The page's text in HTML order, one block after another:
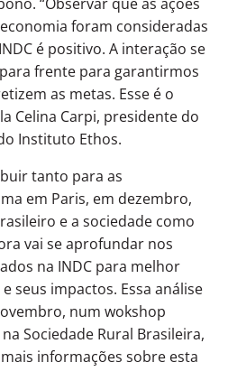
foram consideradas
é positivo. A interação se
frente para garantirmos
as metas. Esse é o
Celina Carpi, presidente do
Instituto Ethos.
tanto para as
em Paris, em dezembro,
e a sociedade como
vai se aprofundar nos
na INDC para melhor
seus impactos. Essa análise
num wokshop
Sociedade Rural Brasileira,
informações sobre esta